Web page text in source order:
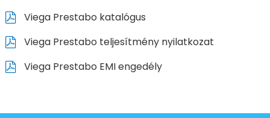
Viega Prestabo katalógus
Viega Prestabo teljesítmény nyilatkozat
Viega Prestabo EMI engedély